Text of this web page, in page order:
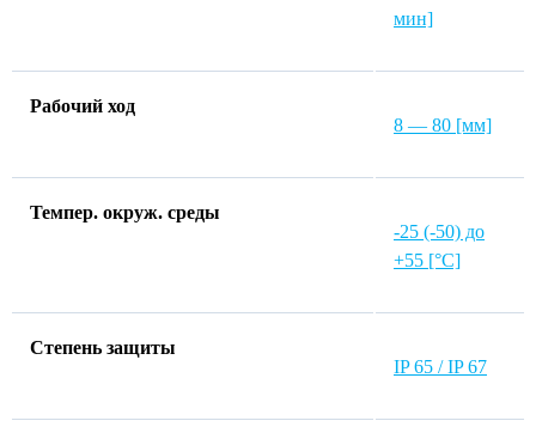
мин]
Рабочий ход
8 — 80 [мм]
Темпер. окруж. среды
-25 (-50) до
+55 [°C]
Степень защиты
IP 65 / IP 67